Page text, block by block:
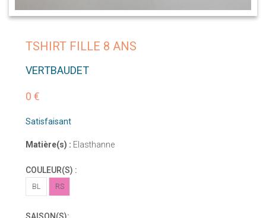
TSHIRT FILLE 8 ANS
VERTBAUDET
0 €
Satisfaisant
Matière(s) : Elasthanne
COULEUR(S) :
BL RS